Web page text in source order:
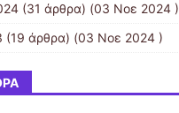
(31 άρθρα) (03 Νοε 2024 )
(19 άρθρα) (03 Νοε 2024 )